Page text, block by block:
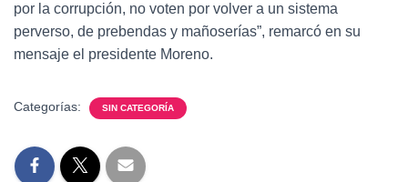
por la corrupción, no voten por volver a un sistema
perverso, de prebendas y mañoserías”, remarcó en su
mensaje el presidente Moreno.
Categorías: SIN CATEGORÍA